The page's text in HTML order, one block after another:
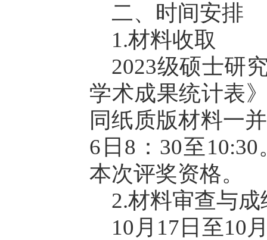
二、时间安排
1.材料收取
2023级硕士研
学术成果统计表
同纸质版材料一
6日8：30至
本次评奖资格。
2.材料审查与
10月17日至10